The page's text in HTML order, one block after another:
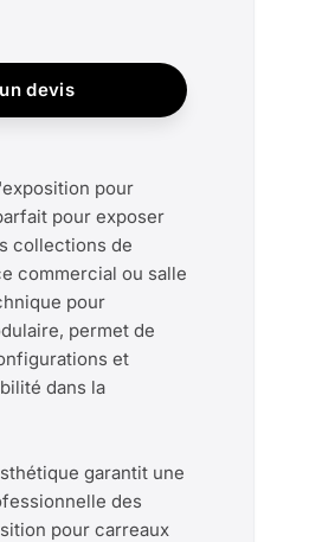
devis
pour
pour exposer
collections de
commercial ou salle
pour
permet de
et
dans la
garantit une
des
pour carreaux